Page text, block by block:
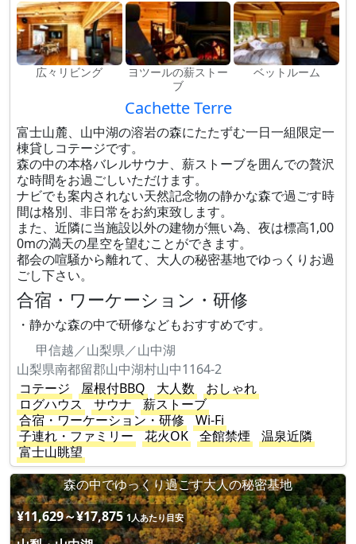
広々リビング
ヨツールの薪ストー
ブ
ベットルーム
Cachette Terre
富士山麓、山中湖の溶岩の森にたたずむ一日一組限定一
棟貸しコテージです。
森の中の本格バレルサウナ、薪ストーブを囲んでの贅沢
な時間をお過ごしいただけます。
ナビでも案内されない天然記念物の静かな森で過ごす時
間は格別、非日常をお約束致します。
また、近隣に当施設以外の建物が無い為、夜は標高1,00
0mの満天の星空を望むことができます。
都会の喧騒から離れて、大人の秘密基地でゆっくりお過
ごし下さい。
合宿・ワーケーション・研修
・静かな森の中で研修などもおすすめです。
甲信越／山梨県／山中湖
山梨県南都留郡山中湖村山中1164-2
コテージ
屋根付BBQ 大人数
おしゃれ
ログハウス
サウナ
薪ストーブ
合宿・ワーケーション・研修
Wi-Fi
子連れ・ファミリー
花火OK 全館禁煙
温泉近隣
富士山眺望
森の中でゆっくり過ごす大人の秘密基地
¥11,629～¥17,875 1人あたり目安